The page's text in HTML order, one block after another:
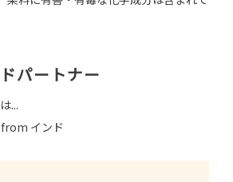
パートナー
...
インド